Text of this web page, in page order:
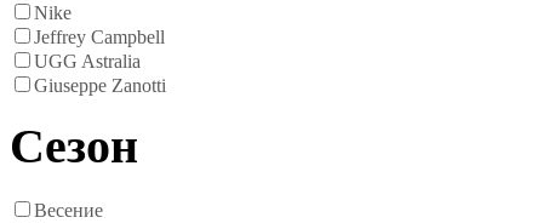
Nike
Jeffrey Campbell
UGG Astralia
Giuseppe Zanotti
Сезон
Весение